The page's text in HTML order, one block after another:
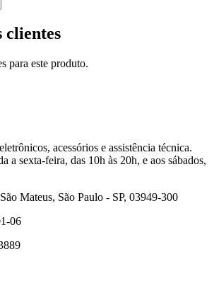
clientes
para este produto.
acessórios e assistência técnica.
a sexta-feira, das 10h às 20h, e aos sábados,
Mateus, São Paulo - SP, 03949-300
06